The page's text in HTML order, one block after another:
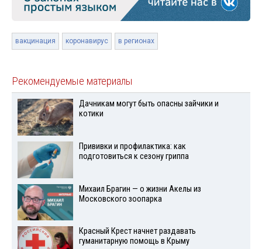
вакцинация коронавирус в регионах
Рекомендуемые материалы
Дачникам могут быть опасны зайчики и
котики
Прививки и профилактика: как
подготовиться к сезону гриппа
Михаил Брагин — о жизни Акелы из
Московского зоопарка
Красный Крест начнет раздавать
гуманитарную помощь в Крыму